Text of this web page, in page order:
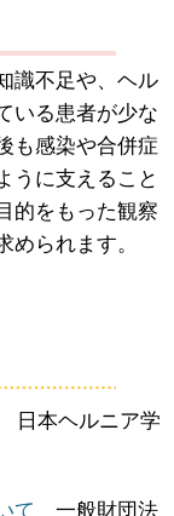
識不足や、ヘル
いる患者が少な
も感染や合併症
うに支えること
的をもった観察
められます。
日本ヘルニア学
て 一般財団法